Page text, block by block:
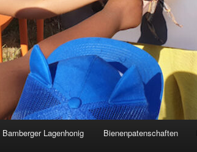
Bamberger Lagenhonig Bienenpatenschaften